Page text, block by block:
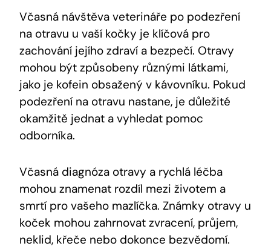
Včasná návštěva veterináře po podezření
na otravu u vaší kočky je klíčová pro
zachování jejího zdraví a bezpečí. Otravy
mohou být způsobeny různými látkami,
jako je kofein obsažený v kávovníku. Pokud
podezření na otravu nastane, je důležité
okamžitě jednat a vyhledat pomoc
odborníka.
Včasná diagnóza otravy a rychlá léčba
mohou znamenat rozdíl mezi životem a
smrtí pro vašeho mazlíčka. Známky otravy u
koček mohou zahrnovat zvracení, průjem,
neklid, křeče nebo dokonce bezvědomí.